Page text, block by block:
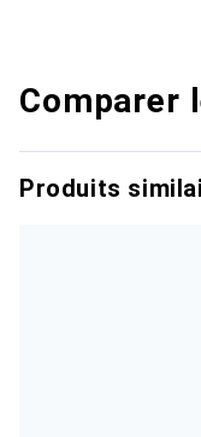
Comparer
Produits